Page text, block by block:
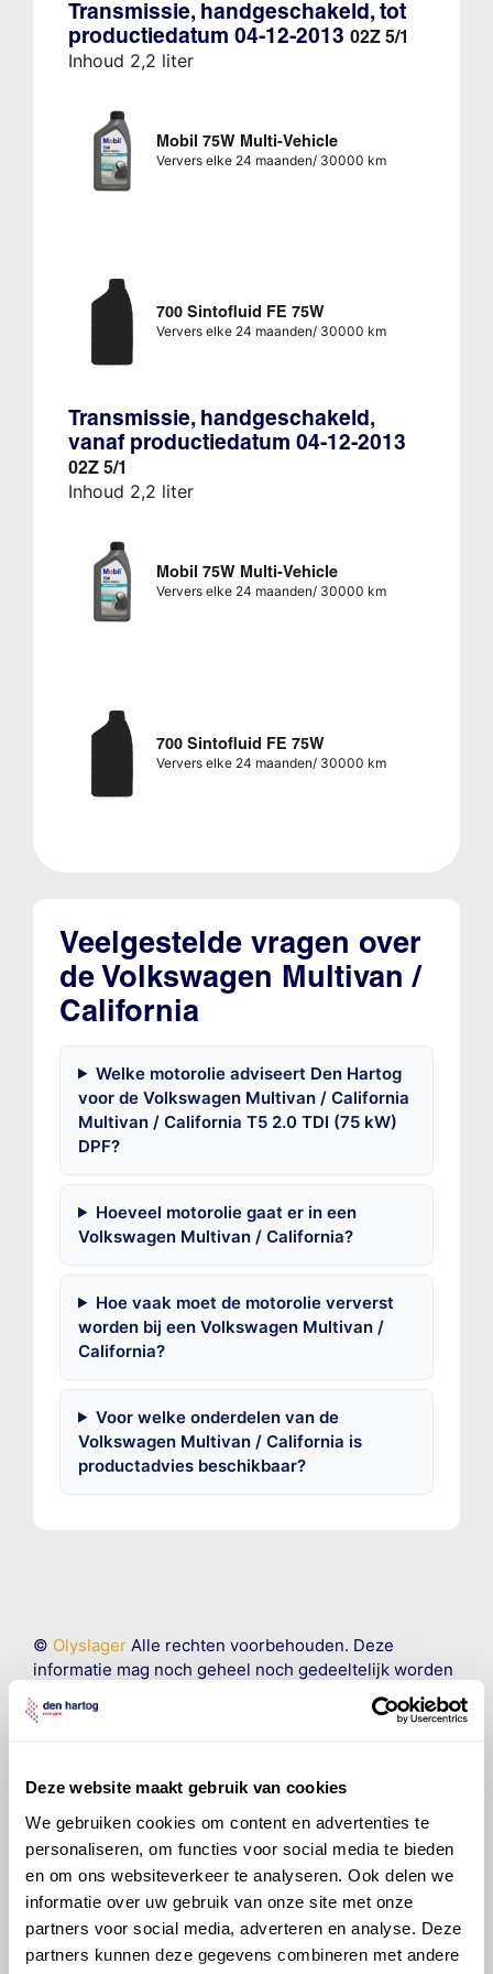
Deze website maakt gebruik van cookies
We gebruiken cookies om content en advertenties te
personaliseren, om functies voor social media te bieden
en om ons websiteverkeer te analyseren. Ook delen we
informatie over uw gebruik van onze site met onze
partners voor social media, adverteren en analyse. Deze
partners kunnen deze gegevens combineren met andere
Transmissie, handgeschakeld, tot
productiedatum 04-12-2013 02Z 5/1
Inhoud 2,2 liter
Mobil 75W Multi-Vehicle
Ververs elke 24 maanden/ 30000 km
700 Sintofluid FE 75W
Ververs elke 24 maanden/ 30000 km
Transmissie, handgeschakeld,
vanaf productiedatum 04-12-2013
02Z 5/1
Inhoud 2,2 liter
Mobil 75W Multi-Vehicle
Ververs elke 24 maanden/ 30000 km
700 Sintofluid FE 75W
Ververs elke 24 maanden/ 30000 km
Veelgestelde vragen over
de Volkswagen Multivan /
California
Welke motorolie adviseert Den Hartog
voor de Volkswagen Multivan / California
Multivan / California T5 2.0 TDI (75 kW)
DPF?
Hoeveel motorolie gaat er in een
Volkswagen Multivan / California?
Hoe vaak moet de motorolie ververst
worden bij een Volkswagen Multivan /
California?
Voor welke onderdelen van de
Volkswagen Multivan / California is
productadvies beschikbaar?
© OlyslagerAlle rechten voorbehouden. Deze
informatie mag noch geheel noch gedeeltelijk worden
gereproduceerd, opgeslagen in een database of op
andere manieren worden overgedragen zonder
om ervoor te zorgen dat deze gegevens zo accuraat
en compleet mogelijk zijn, wordt geen
aansprakelijkheid aanvaard, anders dan waartoe een
wettelijke verplichting bestaat, voor schade of verlies
veroorzaakt door fouten of omissies in de verstrekte
informatie. Door deze olieaanbevelingsinformatie te
raadplegen en te gebruiken erkent de gebruiker dat
hij/zij de ervaring, de kennis en het vermogen heeft